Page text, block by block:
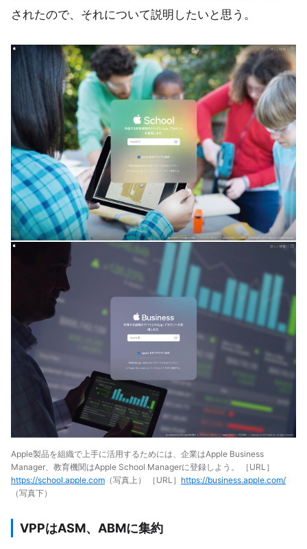
されたので、それについて説明したいと思う。
Apple製品を組織で上手に活用するためには、企業はApple Business
Manager、教育機関はApple School Managerに登録しよう。 ［URL］
https://school.apple.com （写真上） ［URL］ https://business.apple.com/
（写真下）
VPPはASM、ABMに集約